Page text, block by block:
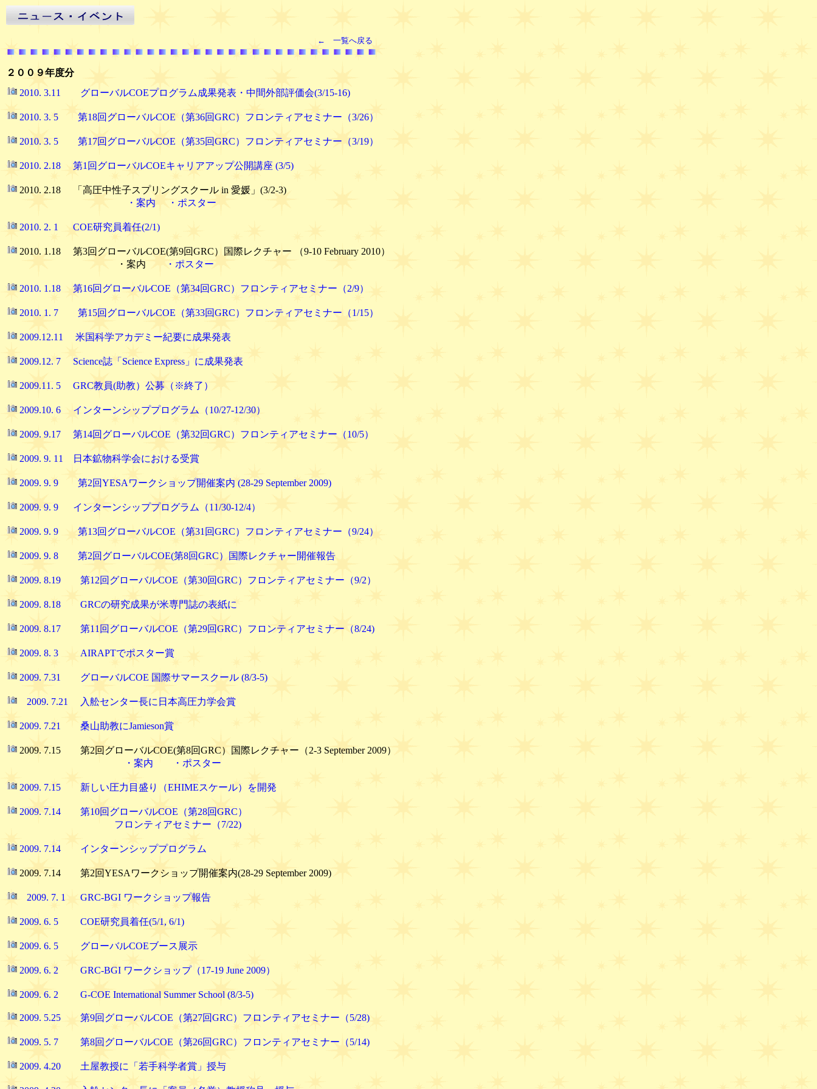
2010. 3.11 グローバルCOEプログラム成果発表・中間外部評価会(3/15-16)
2010. 3. 5 第18回グローバルCOE（第36回GRC）フロンティアセミナー（3/26）
2010. 3. 5 第17回グローバルCOE（第35回GRC）フロンティアセミナー（3/19）
2010. 2.18 第1回グローバルCOEキャリアアップ公開講座 (3/5)
2010. 2.18 「高圧中性子スプリングスクール in 愛媛」(3/2-3)
・案内
・ポスター
2010. 2. 1 COE研究員着任(2/1)
2010. 1.18 第3回グローバルCOE(第9回GRC）国際レクチャー （9-10 February 2010）
・案内
・ポスター
2010. 1.18 第16回グローバルCOE（第34回GRC）フロンティアセミナー（2/9）
2010. 1. 7 第15回グローバルCOE（第33回GRC）フロンティアセミナー（1/15）
2009.12.11 米国科学アカデミー紀要に成果発表
2009.12. 7 Science誌「Science Express」に成果発表
2009.11. 5 GRC教員(助教）公募（※終了）
2009.10. 6 インターンシッププログラム（10/27-12/30）
2009. 9.17 第14回グローバルCOE（第32回GRC）フロンティアセミナー（10/5）
2009. 9. 11 日本鉱物科学会における受賞
2009. 9. 9 第2回YESAワークショップ開催案内 (28-29 September 2009)
2009. 9. 9 インターンシッププログラム（11/30-12/4）
2009. 9. 9 第13回グローバルCOE（第31回GRC）フロンティアセミナー（9/24）
2009. 9. 8 第2回グローバルCOE(第8回GRC）国際レクチャー開催報告
2009. 8.19 第12回グローバルCOE（第30回GRC）フロンティアセミナー（9/2）
2009. 8.18 GRCの研究成果が米専門誌の表紙に
2009. 8.17 第11回グローバルCOE（第29回GRC）フロンティアセミナー（8/24)
2009. 8. 3 AIRAPTでポスター賞
2009. 7.31 グローバルCOE 国際サマースクール (8/3-5)
2009. 7.21 入舩センター長に日本高圧力学会賞
2009. 7.21 桑山助教にJamieson賞
2009. 7.15 第2回グローバルCOE(第8回GRC）国際レクチャー（2-3 September 2009）
・案内
・ポスター
2009. 7.15 新しい圧力目盛り（EHIMEスケール）を開発
2009. 7.14 第10回グローバルCOE（第28回GRC）
フロンティアセミナー（7/22)
2009. 7.14 インターンシッププログラム
2009. 7.14 第2回YESAワークショップ開催案内(28-29 September 2009)
2009. 7. 1 GRC-BGI ワークショップ報告
2009. 6. 5 COE研究員着任(5/1, 6/1)
2009. 6. 5 グローバルCOEブース展示
2009. 6. 2 GRC-BGI ワークショップ（17-19 June 2009）
2009. 6. 2 G-COE International Summer School (8/3-5)
2009. 5.25 第9回グローバルCOE（第27回GRC）フロンティアセミナー（5/28)
2009. 5. 7 第8回グローバルCOE（第26回GRC）フロンティアセミナー（5/14)
2009. 4.20 土屋教授に「若手科学者賞」授与
２００９年度分
← 一覧へ戻る